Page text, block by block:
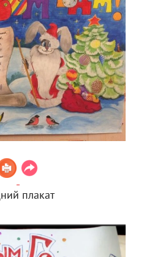
плакат